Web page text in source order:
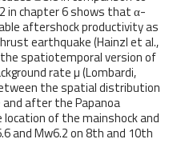
in chapter 6 shows that α-
aftershock productivity as
earthquake (Hainzl et al.,
spatiotemporal version of
rate µ (Lombardi,
the spatial distribution
after the Papanoa
of the mainshock and
and Mw6.2 on 8th and 10th